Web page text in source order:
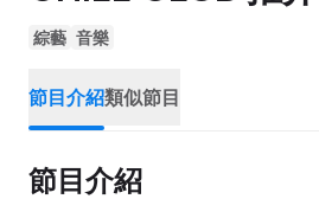
綜藝 音樂
節目介紹類似節目
節目介紹